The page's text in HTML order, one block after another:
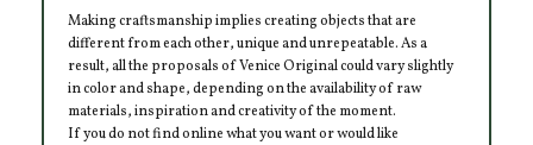
Making craftsmanship implies creating objects that are
different from each other, unique and unrepeatable. As a
result, all the proposals of Venice Original could vary slightly
in color and shape, depending on the availability of raw
materials, inspiration and creativity of the moment.
If you do not find online what you want or would like